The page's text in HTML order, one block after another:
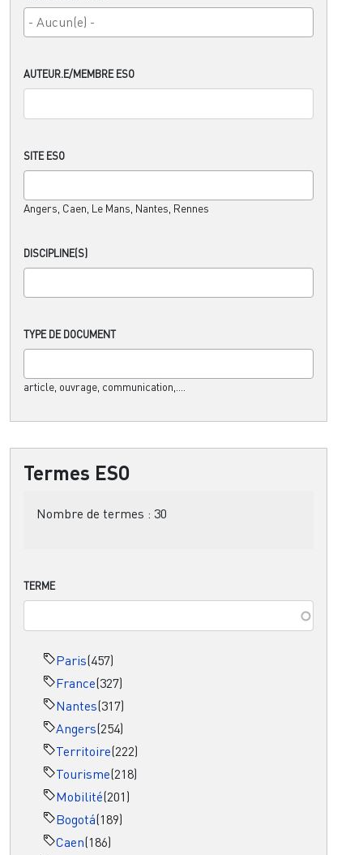
AUTEUR.E/MEMBRE ESO
SITE ESO
Angers, Caen, Le Mans, Nantes, Rennes
DISCIPLINE(S)
TYPE DE DOCUMENT
article, ouvrage, communication,....
Termes ESO
Nombre de termes : 30
TERME
Paris(457)
France(327)
Nantes(317)
Angers(254)
Territoire(222)
Tourisme(218)
Mobilité(201)
Bogotá(189)
Caen(186)